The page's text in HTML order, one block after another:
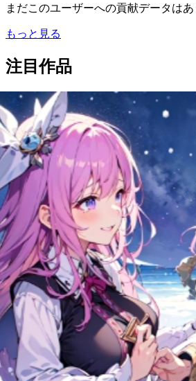
まだこのユーザーへの貢献データはあ
もっと見る
注目作品